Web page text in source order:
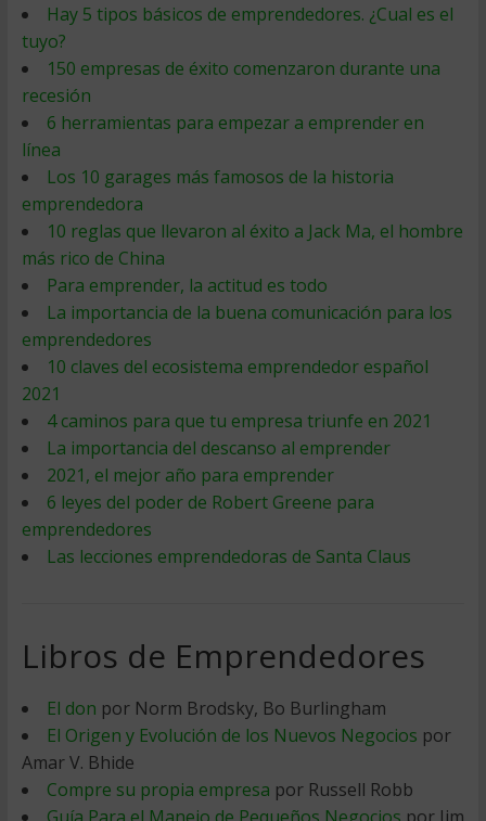
Hay 5 tipos básicos de emprendedores. ¿Cual es el
tuyo?
150 empresas de éxito comenzaron durante una
recesión
6 herramientas para empezar a emprender en
línea
Los 10 garages más famosos de la historia
emprendedora
10 reglas que llevaron al éxito a Jack Ma, el hombre
más rico de China
Para emprender, la actitud es todo
La importancia de la buena comunicación para los
emprendedores
10 claves del ecosistema emprendedor español
2021
4 caminos para que tu empresa triunfe en 2021
La importancia del descanso al emprender
2021, el mejor año para emprender
6 leyes del poder de Robert Greene para
emprendedores
Las lecciones emprendedoras de Santa Claus
Libros de Emprendedores
El don por Norm Brodsky, Bo Burlingham
El Origen y Evolución de los Nuevos Negocios por
Amar V. Bhide
Compre su propia empresa por Russell Robb